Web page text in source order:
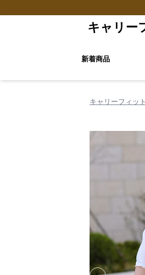
キャリー
新着商品
キャリーフィッ